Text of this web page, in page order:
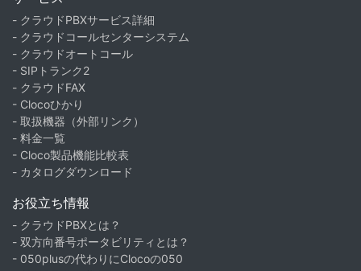
- クラウドPBXサービス詳細
- クラウドコールセンターシステム
- クラウドオートコール
- SIPトランク2
- クラウドFAX
- Clocoひかり
- 取扱機器（外部リンク）
- 料金一覧
- Cloco製品機能比較表
- カタログダウンロード
お役立ち情報
- クラウドPBXとは？
- 双方向番号ポータビリティとは？
- 050plusの代わりにClocoの050